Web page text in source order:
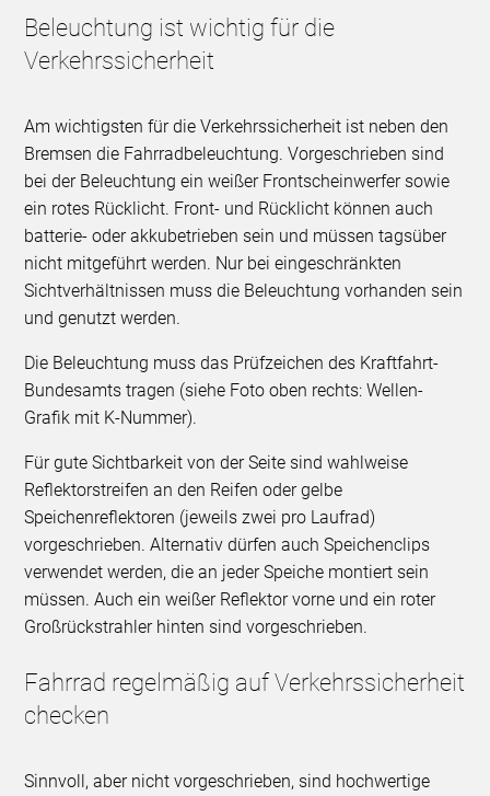
Beleuchtung ist wichtig für die
Verkehrssicherheit
Am wichtigsten für die Verkehrssicherheit ist neben den
Bremsen die Fahrradbeleuchtung. Vorgeschrieben sind
bei der Beleuchtung ein weißer Frontscheinwerfer sowie
ein rotes Rücklicht. Front- und Rücklicht können auch
batterie- oder akkubetrieben sein und müssen tagsüber
nicht mitgeführt werden. Nur bei eingeschränkten
Sichtverhältnissen muss die Beleuchtung vorhanden sein
und genutzt werden.
Die Beleuchtung muss das Prüfzeichen des Kraftfahrt-
Bundesamts tragen (siehe Foto oben rechts: Wellen-
Grafik mit K-Nummer).
Für gute Sichtbarkeit von der Seite sind wahlweise
Reflektorstreifen an den Reifen oder gelbe
Speichenreflektoren (jeweils zwei pro Laufrad)
vorgeschrieben. Alternativ dürfen auch Speichenclips
verwendet werden, die an jeder Speiche montiert sein
müssen. Auch ein weißer Reflektor vorne und ein roter
Großrückstrahler hinten sind vorgeschrieben.
Fahrrad regelmäßig auf Verkehrssicherheit
checken
Sinnvoll, aber nicht vorgeschrieben, sind hochwertige